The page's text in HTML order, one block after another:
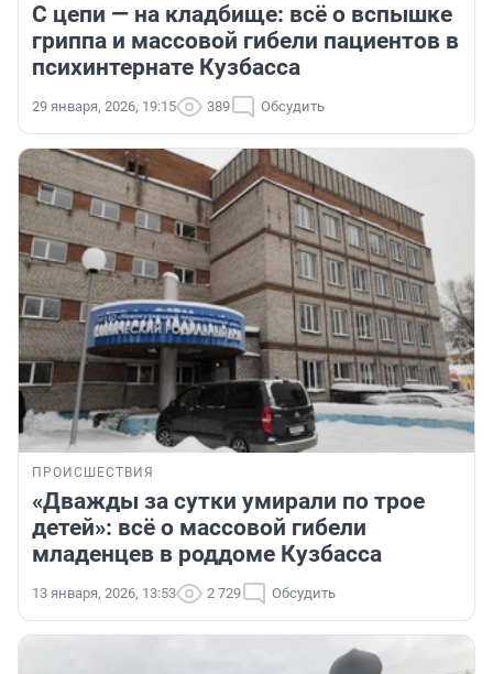
С цепи — на кладбище: всё о вспышке
гриппа и массовой гибели пациентов в
психинтернате Кузбасса
29 января, 2026, 19:15 389 Обсудить
ПРОИСШЕСТВИЯ
«Дважды за сутки умирали по трое
детей»: всё о массовой гибели
младенцев в роддоме Кузбасса
13 января, 2026, 13:53 2 729 Обсудить